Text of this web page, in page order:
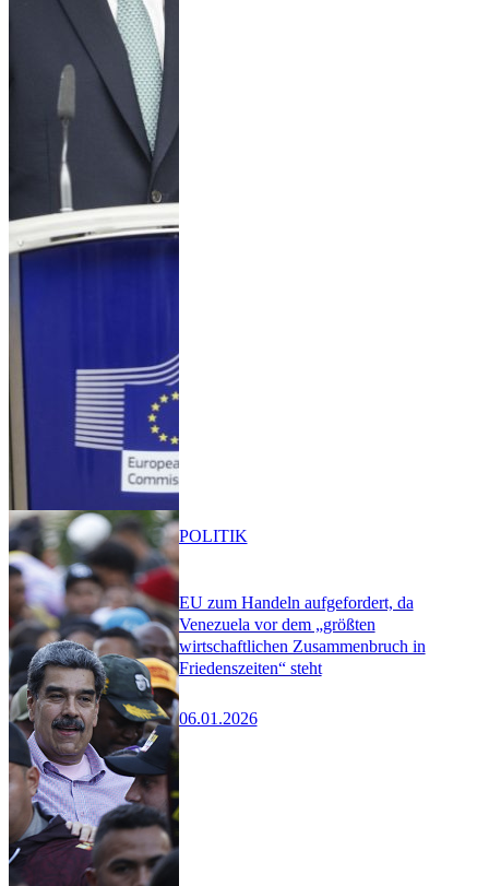
EU zum Handeln aufgefordert, da
Venezuela vor dem „größten
wirtschaftlichen Zusammenbruch in
Friedenszeiten“ steht
06.01.2026
POLITIK